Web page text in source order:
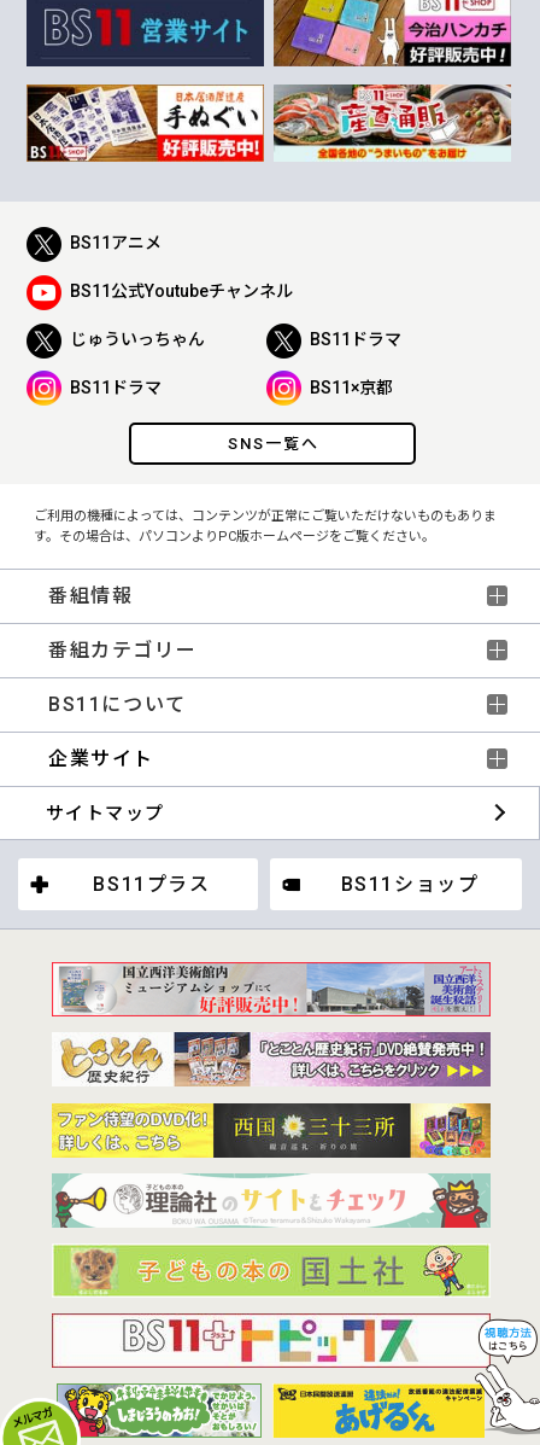
SNS一覧へ
BS11アニメ
BS11公式Youtubeチャンネル
じゅういっちゃん BS11ドラマ
BS11ドラマ BS11×京都
ご利用の機種によっては、コンテンツが正常にご覧いただけないものもありま
す。その場合は、パソコンよりPC版ホームページをご覧ください。
番組情報
番組カテゴリー
BS11について
企業サイト
サイトマップ
BS11プラス BS11ショップ